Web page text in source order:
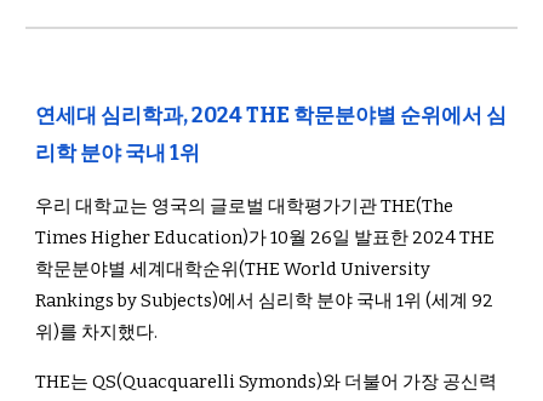
연세대 심리학과,2024 THE 학문분야별 순위에서 심
리학 분야 국내 1위
우리 대학교는 영국의 글로벌 대학평가기관 THE(The
Times Higher Education)가 10월 26일 발표한 2024 THE
학문분야별 세계대학순위(THE World University
Rankings by Subjects)에서 심리학 분야 국내 1위 (세계 92
위)를 차지했다.
THE는 QS(Quacquarelli Symonds)와 더불어 가장 공신력